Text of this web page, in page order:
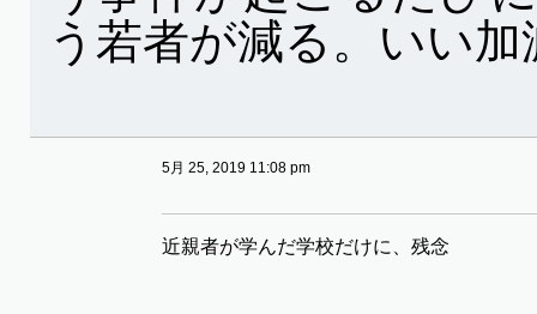
う若者が減る。いい
5月 25, 2019 11:08 pm
近親者が学んだ学校だけに、残念